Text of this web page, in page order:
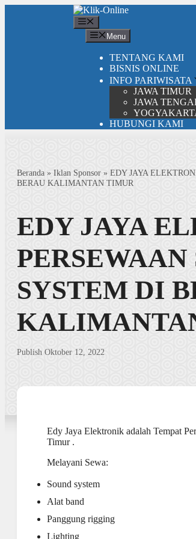
Menu
TENTANG KAMI
BISNIS ONLINE
INFO PARIWISATA
JAWA TIMUR
JAWA
HUBUNGI KAMI
Beranda » Iklan Sponsor » EDY JAYA
BERAU KALIMANTAN TIMUR
EDY JAYA
PERSEWAAN
SYSTEM DI
Publish Oktober 12, 2022
Edy Jaya Elektronik adalah Tempat
Timur .
Melayani Sewa:
Sound system
Alat band
Panggung rigging
Lighting